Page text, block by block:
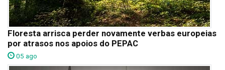
Floresta arrisca perder novamente verbas europeias
por atrasos nos apoios do PEPAC
05 ago